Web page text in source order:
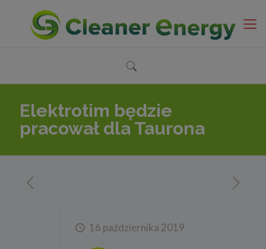
Elektrotim będzie
pracował dla Taurona
16 października 2019